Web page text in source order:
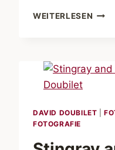
WEITERLESEN MALE
DAVID DOUBILET |
FOTOGRAFIE